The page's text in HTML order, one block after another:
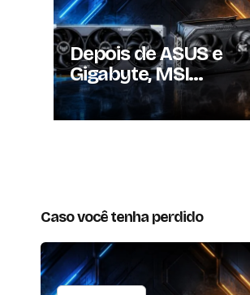
Depois de ASUS e
Gigabyte, MSI
também reajusta
preços das GPUs
Caso você tenha perdido